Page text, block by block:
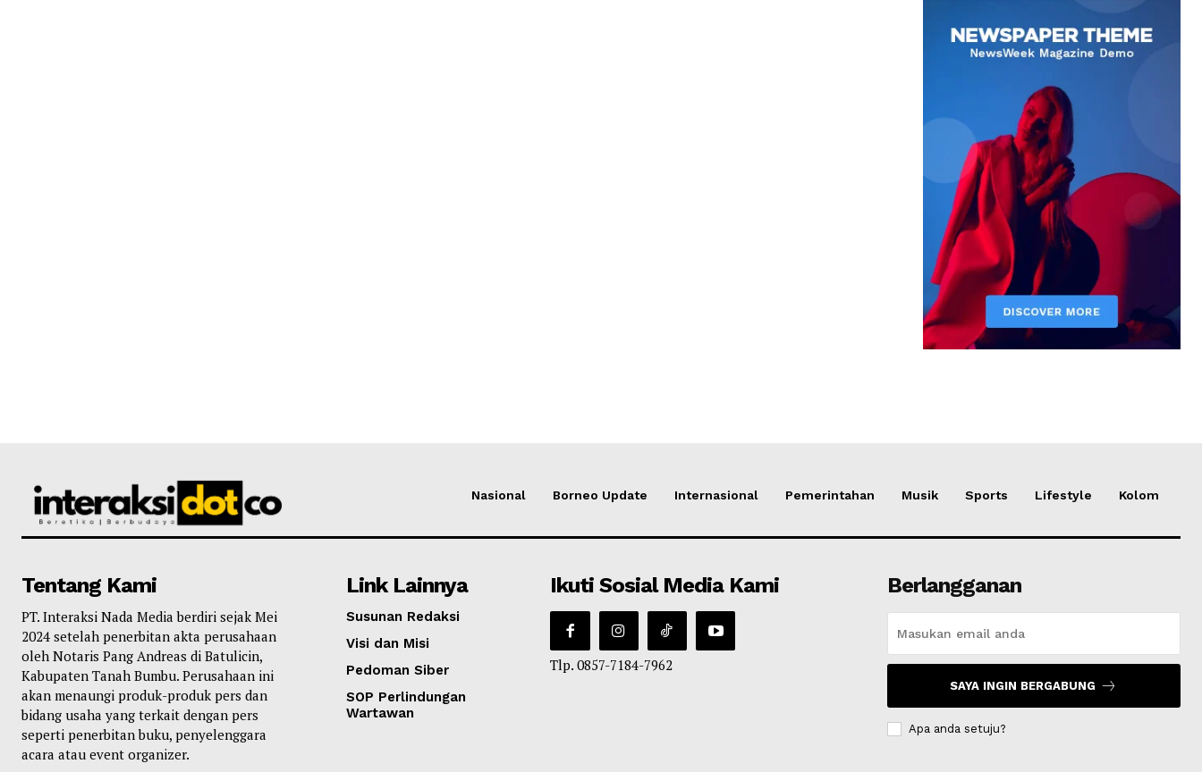
Nasional Borneo Update Internasional Pemerintahan Musik Sports Lifestyle Kolom
Tentang Kami
PT. Interaksi Nada Media berdiri sejak Mei
2024 setelah penerbitan akta perusahaan
oleh Notaris Pang Andreas di Batulicin,
Kabupaten Tanah Bumbu. Perusahaan ini
akan menaungi produk-produk pers dan
bidang usaha yang terkait dengan pers
seperti penerbitan buku, penyelenggara
acara atau event organizer.
Link Lainnya
Susunan Redaksi
Visi dan Misi
Pedoman Siber
SOP Perlindungan
Wartawan
Ikuti Sosial Media Kami
Tlp. 0857-7184-7962
Berlangganan
SAYA INGIN BERGABUNG
Apa anda setuju?